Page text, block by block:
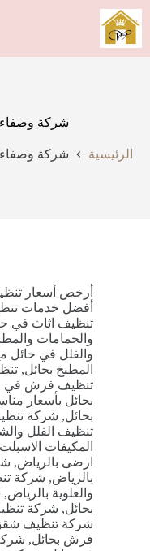
التجاوز
إلى
المحتوى
شركة وصفاء
الرئيسية شركة وصفاء
أرخص أسعار
أفضل خدمات
تنظيف اثاث في
والحمامات
والفلل في حائل
المطبخ بحائل,
تنظيف فرش في
بحائل بأسعار
بحائل, شركة
تنظيف الفلل
المكيفات
ارضى بالرياض,
بالرياض, شركة
والعلوية بالرياض,
بحائل, شركة
شركة تنظيف
فرش بحائل,